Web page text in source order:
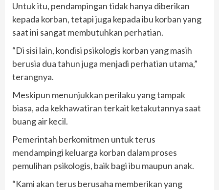
Untuk itu, pendampingan tidak hanya diberikan
kepada korban, tetapi juga kepada ibu korban yang
saat ini sangat membutuhkan perhatian.
“Di sisi lain, kondisi psikologis korban yang masih
berusia dua tahun juga menjadi perhatian utama,”
terangnya.
Meskipun menunjukkan perilaku yang tampak
biasa, ada kekhawatiran terkait ketakutannya saat
buang air kecil.
Pemerintah berkomitmen untuk terus
mendampingi keluarga korban dalam proses
pemulihan psikologis, baik bagi ibu maupun anak.
“Kami akan terus berusaha memberikan yang